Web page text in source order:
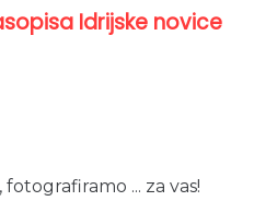
Idrijske novice
... za vas!